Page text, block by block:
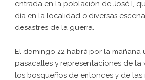
entrada en la población de José I,
día en la localidad o diversas
desastres de la guerra.
El domingo 22 habrá por la mañana
pasacalles y representaciones de la
los bosqueños de entonces y de las